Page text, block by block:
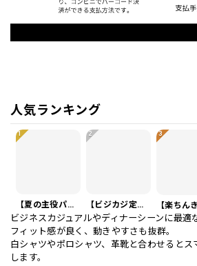
人気ランキング
1
【夏の主役パンツ】リネンイタリアスタイルショートパンツ 3Color PA0121
2
【ビジカジ定番】ハイエンド スリムフィット ビジネスカジュアル スラックスパンツ PA0228
3
ビジネスカジュアルやディナーシーンに最適
フィット感が良く、動きやすさも抜群。
白シャツやポロシャツ、革靴と合わせると
します。